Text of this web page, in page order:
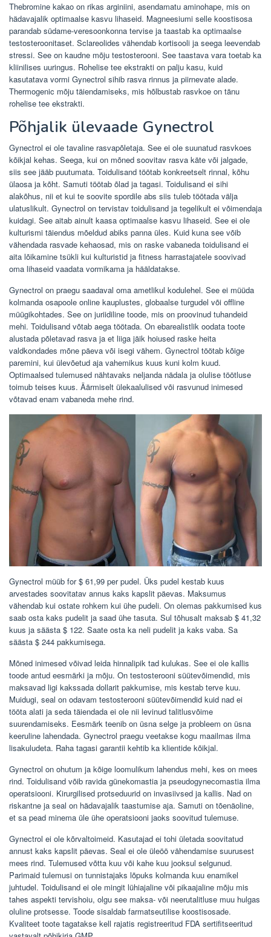
Thebromine kakao on rikas arginiini, asendamatu aminohape, mis on
hädavajalik optimaalse kasvu lihaseid. Magneesiumi selle koostisosa
parandab südame-veresoonkonna tervise ja taastab ka optimaalse
testosteroonitaset. Sclareolides vähendab kortisooli ja seega leevendab
stressi. See on kaudne mõju testosterooni. See taastava vara toetab ka
kliinilises uuringus. Rohelise tee ekstrakti on palju kasu, kuid
kasutatava vormi Gynectrol sihib rasva rinnus ja piirnevate alade.
Thermogenic mõju täiendamiseks, mis hõlbustab rasvkoe on tänu
rohelise tee ekstrakti.
Põhjalik ülevaade Gynectrol
Gynectrol ei ole tavaline rasvapõletaja. See ei ole suunatud rasvkoes
kõikjal kehas. Seega, kui on mõned soovitav rasva käte või jalgade,
siis see jääb puutumata. Toidulisand töötab konkreetselt rinnal, kõhu
ülaosa ja kõht. Samuti töötab õlad ja tagasi. Toidulisand ei sihi
alakõhus, nii et kui te soovite spordile abs siis tuleb töötada välja
ulatuslikult. Gynectrol on tervistav toidulisand ja tegelikult ei võimendaja
kuidagi. See aitab ainult kaasa optimaalse kasvu lihaseid. See ei ole
kulturismi täiendus mõeldud abiks panna üles. Kuid kuna see võib
vähendada rasvade kehaosad, mis on raske vabaneda toidulisand ei
aita lõikamine tsükli kui kulturistid ja fitness harrastajatele soovivad
oma lihaseid vaadata vormikama ja hääldatakse.
Gynectrol on praegu saadaval oma ametlikul kodulehel. See ei müüda
kolmanda osapoole online kauplustes, globaalse turgudel või offline
müügikohtades. See on juriidiline toode, mis on proovinud tuhandeid
mehi. Toidulisand võtab aega töötada. On ebarealistlik oodata toote
alustada põletavad rasva ja et liiga jäik hoiused raske heita
valdkondades mõne päeva või isegi vähem. Gynectrol töötab kõige
paremini, kui ülevõetud aja vahemikus kuus kuni kolm kuud.
Optimaalsed tulemused nähtavaks neljanda nädala ja olulise töötluse
toimub teises kuus. Äärmiselt ülekaalulised või rasvunud inimesed
võtavad enam vabaneda mehe rind.
Gynectrol müüb for $ 61,99 per pudel. Üks pudel kestab kuus
arvestades soovitatav annus kaks kapslit päevas. Maksumus
vähendab kui ostate rohkem kui ühe pudeli. On olemas pakkumised kus
saab osta kaks pudelit ja saad ühe tasuta. Sul tõhusalt maksab $ 41,32
kuus ja säästa $ 122. Saate osta ka neli pudelit ja kaks vaba. Sa
säästa $ 244 pakkumisega.
Mõned inimesed võivad leida hinnalipik tad kulukas. See ei ole kallis
toode antud eesmärki ja mõju. On testosterooni süütevõimendid, mis
maksavad ligi kakssada dollarit pakkumise, mis kestab terve kuu.
Muidugi, seal on odavam testosterooni süütevõimendid kuid nad ei
tööta alati ja seda täiendada ei ole nii levinud talitlusvõime
suurendamiseks. Eesmärk teenib on üsna selge ja probleem on üsna
keeruline lahendada. Gynectrol praegu veetakse kogu maailmas ilma
lisakuludeta. Raha tagasi garantii kehtib ka klientide kõikjal.
Gynectrol on ohutum ja kõige loomulikum lahendus mehi, kes on mees
rind. Toidulisand võib ravida günekomastia ja pseudogynecomastia ilma
operatsiooni. Kirurgilised protseduurid on invasiivsed ja kallis. Nad on
riskantne ja seal on hädavajalik taastumise aja. Samuti on tõenäoline,
et sa pead minema üle ühe operatsiooni jaoks soovitud tulemuse.
Gynectrol ei ole kõrvaltoimeid. Kasutajad ei tohi ületada soovitatud
annust kaks kapslit päevas. Seal ei ole üleöö vähendamise suurusest
mees rind. Tulemused võtta kuu või kahe kuu jooksul selgunud.
Parimaid tulemusi on tunnistajaks lõpuks kolmanda kuu enamikel
juhtudel. Toidulisand ei ole mingit lühiajaline või pikaajaline mõju mis
tahes aspekti tervishoiu, olgu see maksa- või neerutalitluse muu hulgas
oluline protsesse. Toode sisaldab farmatseutilise koostisosade.
Kvaliteet toote tagatakse kell rajatis registreeritud FDA sertifitseeritud